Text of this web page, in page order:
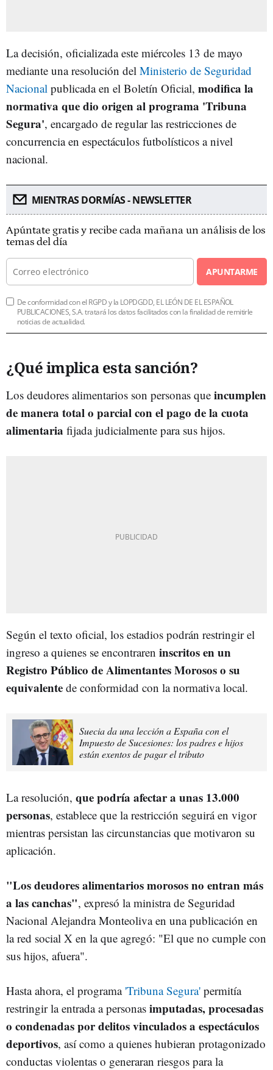
La decisión, oficializada este miércoles 13 de mayo
mediante una resolución del Ministerio de Seguridad
Nacional publicada en el Boletín Oficial, modifica la
normativa que dio origen al programa 'Tribuna
Segura', encargado de regular las restricciones de
concurrencia en espectáculos futbolísticos a nivel
nacional.
MIENTRAS DORMÍAS - NEWSLETTER
Apúntate gratis y recibe cada mañana un análisis de los
temas del día
APUNTARME
De conformidad con el RGPD y la LOPDGDD, EL LEÓN DE EL ESPAÑOL
PUBLICACIONES, S.A. tratará los datos facilitados con la finalidad de remitirle
noticias de actualidad.
¿Qué implica esta sanción?
Los deudores alimentarios son personas que incumplen
de manera total o parcial con el pago de la cuota
alimentaria fijada judicialmente para sus hijos.
Según el texto oficial, los estadios podrán restringir el
ingreso a quienes se encontraren inscritos en un
Registro Público de Alimentantes Morosos o su
equivalente de conformidad con la normativa local.
Suecia da una lección a España con el
Impuesto de Sucesiones: los padres e hijos
están exentos de pagar el tributo
La resolución, que podría afectar a unas 13.000
personas, establece que la restricción seguirá en vigor
mientras persistan las circunstancias que motivaron su
aplicación.
"Los deudores alimentarios morosos no entran más
a las canchas", expresó la ministra de Seguridad
Nacional Alejandra Monteoliva en una publicación en
la red social X en la que agregó: "El que no cumple con
sus hijos, afuera".
Hasta ahora, el programa 'Tribuna Segura' permitía
restringir la entrada a personas imputadas, procesadas
o condenadas por delitos vinculados a espectáculos
deportivos, así como a quienes hubieran protagonizado
conductas violentas o generaran riesgos para la